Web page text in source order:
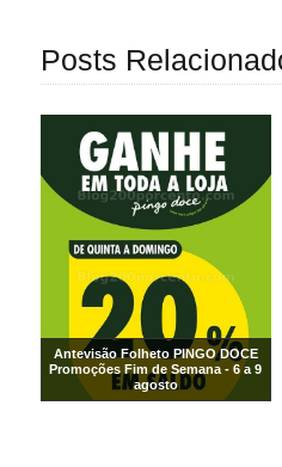
Posts
Antevisão Folheto PINGO DOCE
Promoções Fim de Semana - 6 a 9
agosto